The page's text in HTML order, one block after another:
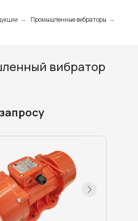
→ Промышленные вибраторы →
вибратор